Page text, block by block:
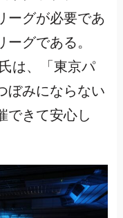
ーグが必要であ
グである。
は、「東京パ
ぼみにならない
できて安心し